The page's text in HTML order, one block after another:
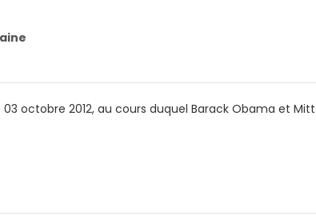
octobre 2012, au cours duquel Barack Obama et Mitt